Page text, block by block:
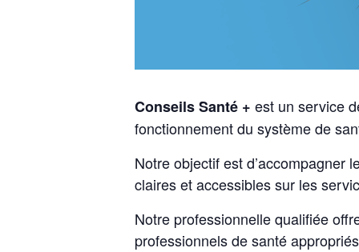
Conseils Santé + est un service
fonctionnement du système de
Notre objectif est d’accompagner
claires et accessibles sur les
Notre professionnelle qualifiée
professionnels de santé